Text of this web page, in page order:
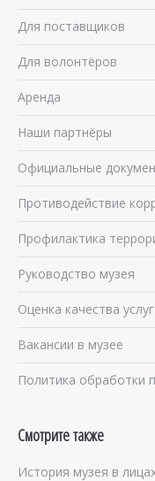
Для поставщиков
Для волонтёров
Аренда
Наши партнёры
Официальные
Противодействие
Профилактика
Руководство музея
Оценка качества услуг
Вакансии в музее
Политика обработки
Смотрите также
История музея в